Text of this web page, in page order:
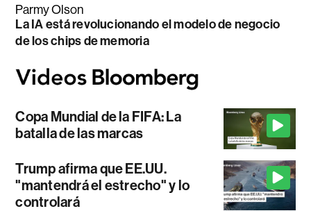
Parmy Olson
La IA está revolucionando el modelo de negocio
de los chips de memoria
Copa Mundial de la FIFA: La
batalla de las marcas
Trump afirma que EE.UU.
"mantendrá el estrecho" y lo
controlará